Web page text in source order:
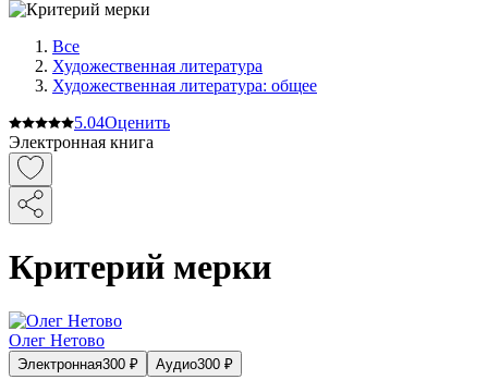
Все
Художественная литература
Художественная литература: общее
5.04Оценить
Электронная книга
Критерий мерки
Олег Нетово
Электронная300 ₽ Аудио300 ₽